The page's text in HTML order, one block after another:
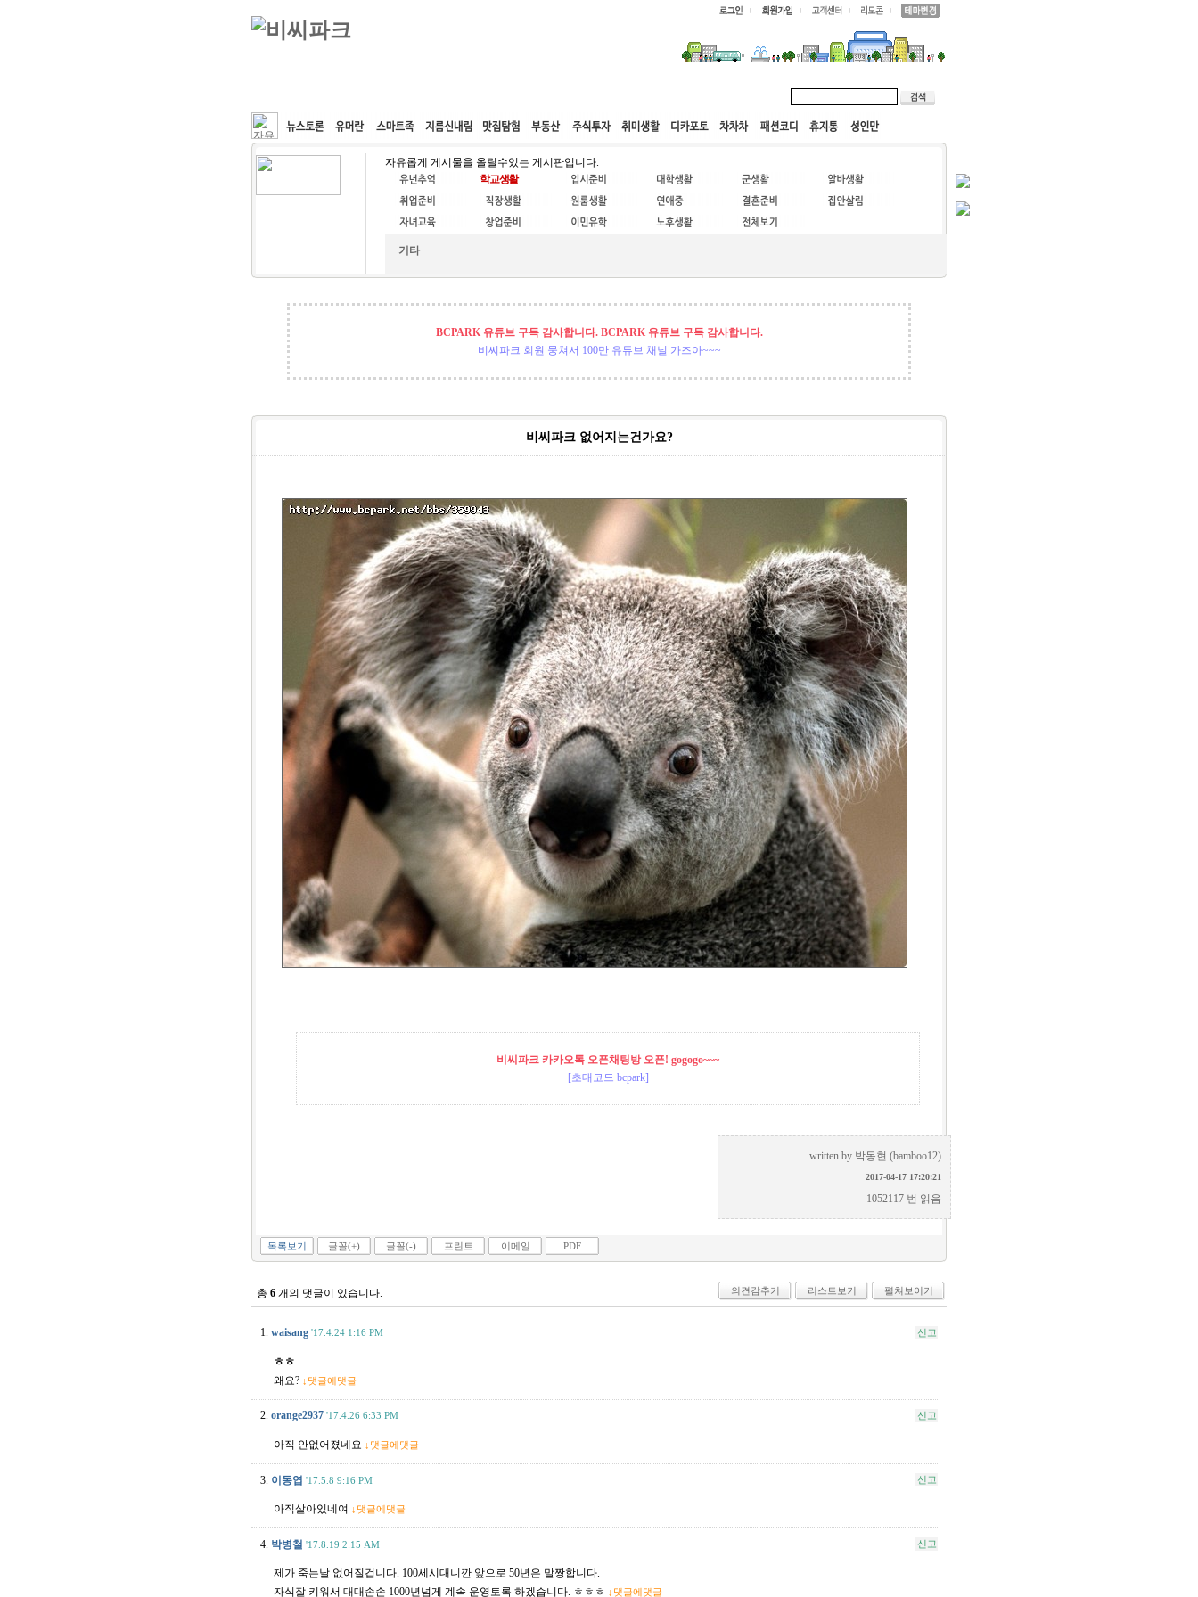
커뮤니티 속도패치 웹호스팅 공동구매 고객센터
자유롭게 게시물을 올릴수있는 게시판입니다.
기타
BCPARK 유튜브 구독 감사합니다. BCPARK 유튜브 구독 감사합니다.
비씨파크 회원 뭉쳐서 100만 유튜브 채널 가즈아~~~
비씨파크 없어지는건가요?
비씨파크 카카오톡 오픈채팅방 오픈! gogogo~~~
[초대코드 bcpark]
written by 박동현 (bamboo12)
2017-04-17 17:20:21
1052117 번 읽음
목록보기 글꼴(+) 글꼴(-) 프린트 이메일 PDF
총 6 개의 댓글이 있습니다. 의견감추기 리스트보기 펼쳐보이기
1. waisang '17.4.24 1:16 PM 신고
ㅎㅎ
왜요? ↓댓글에댓글
2. orange2937 '17.4.26 6:33 PM 신고
아직 안없어졌네요 ↓댓글에댓글
3. 이동엽 '17.5.8 9:16 PM 신고
아직살아있네여 ↓댓글에댓글
4. 박병철 '17.8.19 2:15 AM 신고
제가 죽는날 없어질겁니다. 100세시대니깐 앞으로 50년은 말짱합니다.
자식잘 키워서 대대손손 1000년넘게 계속 운영토록 하겠습니다. ㅎㅎㅎ ↓댓글에댓글